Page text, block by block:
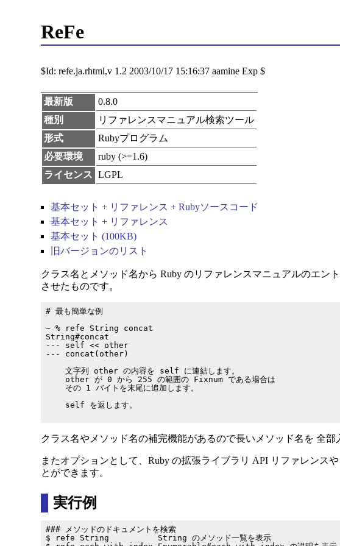
ReFe
$Id: refe.ja.rhtml,v 1.2 2003/10/17 15:16:37 aamine Exp $
最新版
0.8.0
種別
リファレンスマニュアル検索ツール
形式
Rubyプログラム
必要環境
ruby (>=1.6)
ライセンス
LGPL
基本セット + リファレンス + Rubyソースコード
基本セット + リファレンス
基本セット (100KB)
旧バージョンのリスト
クラス名とメソッド名から Ruby のリファレンスマニュアルのエ
させたものです。
# 最も簡単な例
~ % refe String concat
String#concat
--- self << other
--- concat(other)
    文字列 other の内容を self に連結します。
    other が 0 から 255 の範囲の Fixnum である場合は
    その 1 バイトを末尾に追加します。
    self を返します。
クラス名やメソッド名の補完機能があるので長いメソッド名を 全部
またオプションとして、Ruby の拡張ライブラリ API リファレンス
とができます。
実行例
### メソッドのドキュメントを検索
$ refe String          String のメソッド一覧を表示